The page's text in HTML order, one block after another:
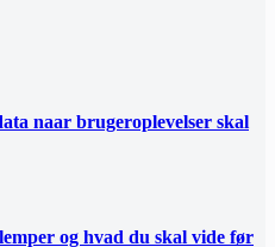
naar brugeroplevelser skal
og hvad du skal vide før